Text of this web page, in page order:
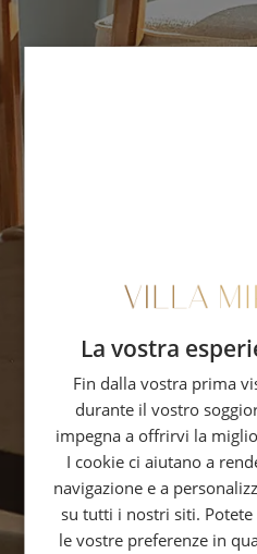
La vostra
Fin dalla vostra prima
durante il vostro
impegna a offrirvi la
I cookie ci aiutano a
navigazione e a
su tutti i nostri siti.
le vostre preferenze in